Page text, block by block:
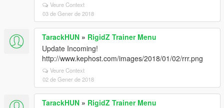
Veure Context
03 de Gener de 2018
TarackHUN » RigidZ Trainer Menu
Update Incoming!
http://www.kephost.com/images/2018/01/02/rrr.png
Veure Context
02 de Gener de 2018
TarackHUN » RigidZ Trainer Menu